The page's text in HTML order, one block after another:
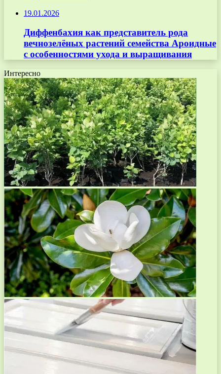
19.01.2026
Диффенбахия как представитель рода
вечнозелёных растений семейства Ароидные
с особенностями ухода и выращивания
Интересно